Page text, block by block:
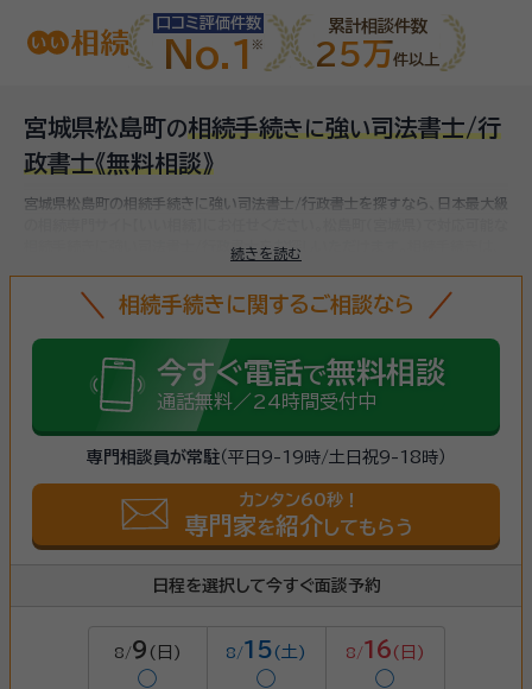
口コミ評価件数
No.1
累計相談件数
25万件以上
宮城県松島町の相続手続き に強い司法書士/行
政書士《無料相談》
続きを読む
宮城県松島町の相続手続きに強い司法書士/行政書士を探すなら、日本最大級
相続手続きに強い司法書士/行政書士をお探しいただけます。
の確認、遺言書の確認、遺産分割協議、相続財産の名義変更、相続税の申告・納
税（相続財産が基礎控除額を超えていた場合）など多岐に渡るため、相続手続
相続手続きに関するご相談なら
今すぐ電話で無料相談
通話無料／24時間受付中
専門相談員が常駐（平日9-19時/土日祝9-18時）
カンタン60秒！
専門家を紹介 してもらう
日程を選択して今すぐ面談予約
8/9 (日)
◯
8/15(土)
◯
8/16 (日)
◯